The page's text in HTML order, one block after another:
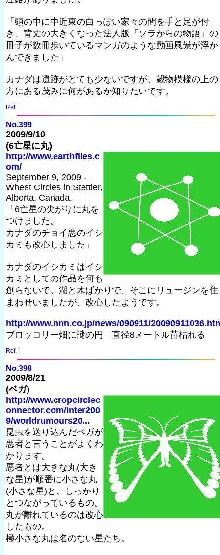
「頭の中に中近東の白っぽい家々の間を手と足が付
き、背丈の大きくなった法人版「ソラからの物語」の
冊子が数冊歩いているマンガのような動画風景が浮か
んできました」
カナダは遺跡がとても少ないですが、穀物模様の上の
方にある茂みに何があるか知りたいです。
Ref. :
No.399
2009/9/10
(6亡星に丸)
http://www.earthfiles.c
om/
September 9, 2009 -
Wheat Circles in Stettler,
Alberta, Canada.
「6亡星の尖がりに丸を
つけました。
カナダのチョイ悪のイシ
カミも改心しました」
カナダのイシカミはイシ
カミとしての作品を何も
創らないで、湖と木ばかりで、そこにリュージンを住
まわせいましたが、改心したようです。
http://www.nnn.co.jp/news/090911/
ブロッコリー畑に謎の円 直径8メートル苗枯れる
Ref. :
No.398
2009/8/21
(ベガ)
http://www.cropcirclec
onnector.com/inter200
9/worldrumours20...
昆虫を送り込んだベガが
悪者と言うことがよくわ
かります。
悪者とは大きな丸(大き
な星)が順番に小さな丸
(小さな星)と、しっかり
とつながっているもの。
丸が離れているのは改心
したもの。
極小さな丸は名のない星たち。